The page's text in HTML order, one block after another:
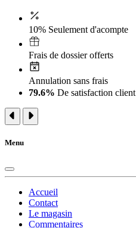
10% Seulement d'acompte
Frais de dossier offerts
Annulation sans frais
79.6% De satisfaction client
Menu
Accueil
Contact
Le magasin
Commentaires